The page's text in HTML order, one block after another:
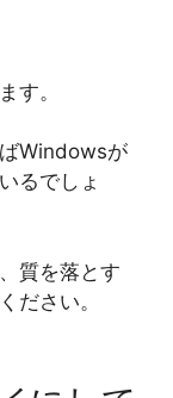
す。
Windowsが
るでしょ
質を落とす
ださい。